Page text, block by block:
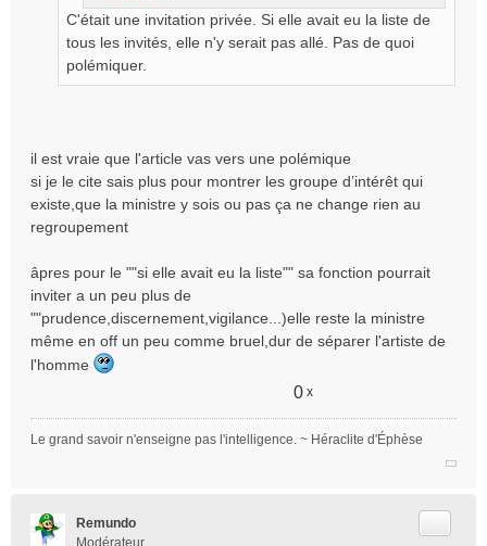
C'était une invitation privée. Si elle avait eu la liste de
tous les invités, elle n'y serait pas allé. Pas de quoi
polémiquer.
il est vraie que l'article vas vers une polémique
si je le cite sais plus pour montrer les groupe d’intérêt qui
existe,que la ministre y sois ou pas ça ne change rien au
regroupement
âpres pour le ""si elle avait eu la liste"" sa fonction pourrait
inviter a un peu plus de
""prudence,discernement,vigilance...)elle reste la ministre
même en off un peu comme bruel,dur de séparer l'artiste de
l'homme
0 x
Le grand savoir n'enseigne pas l'intelligence. ~ Héraclite d'Éphèse
Remundo